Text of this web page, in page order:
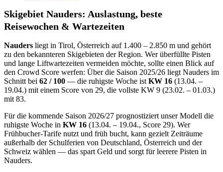
Skigebiet Nauders: Auslastung, beste
Reisewochen & Wartezeiten
Nauders liegt in Tirol, Österreich auf 1.400 – 2.850 m und gehört
zu den bekannteren Skigebieten der Region. Wer überfüllte Pisten
und lange Liftwartezeiten vermeiden möchte, sollte einen Blick auf
den Crowd Score werfen: Über die Saison 2025/26 liegt Nauders im
Schnitt bei 62 / 100 — die ruhigste Woche ist KW 16 (13.04. –
19.04.) mit einem Score von 29, die vollste KW 9 (23.02. – 01.03.)
mit 83.
Für die kommende Saison 2026/27 prognostiziert unser Modell die
ruhigste Woche in KW 16 (13.04. – 19.04., Score 29). Wer
Frühbucher-Tarife nutzt und früh bucht, kann gezielt Zeiträume
außerhalb der Schulferien von Deutschland, Österreich und der
Schweiz wählen — das spart Geld und sorgt für leerere Pisten in
Nauders.